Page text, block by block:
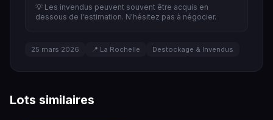
💡 Les invendus peuvent souvent être acquis en
dessous de l'estimation. N'hésitez pas à négocier.
25 mars 2026 📍 La Rochelle Destockage & Invendus
Lots similaires